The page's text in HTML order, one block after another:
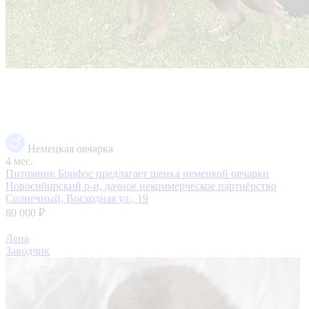
Немецкая овчарка
4 мес.
Питомник Брифос предлагает щенка немецкой овчарки
Новосибирский р-н, дачное некоммерческое партнёрство
Солнечный, Восходная ул., 19
80 000 ₽
Лена
Заводчик